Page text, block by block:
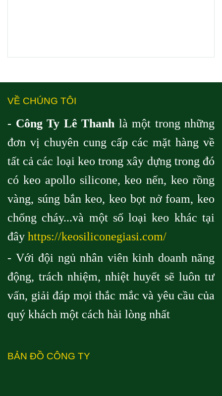
VỀ CHÚNG TÔI
- Công Ty Lê Thanh là một trong những
đơn vị chuyên cung cấp các mặt hàng về
tất cả các loại keo trong xây dựng trong đó
có keo apollo silicone, keo nến, keo rồng
vàng, súng bắn keo, keo bọt nở foam, keo
chống cháy...và một số loại keo khác tại
đây https://keosiliconegiasi.com/
- Với đội ngủ nhân viên kinh doanh năng
động, trách nhiệm, nhiệt huyết sẽ luôn tư
vấn, giải đáp mọi thắc mắc và yêu cầu của
quý khách một cách hài lòng nhất
BẢN ĐỒ CÔNG TY